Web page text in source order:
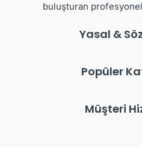
buluşturan profesyonel
Yasal &
Popüler
Müşteri